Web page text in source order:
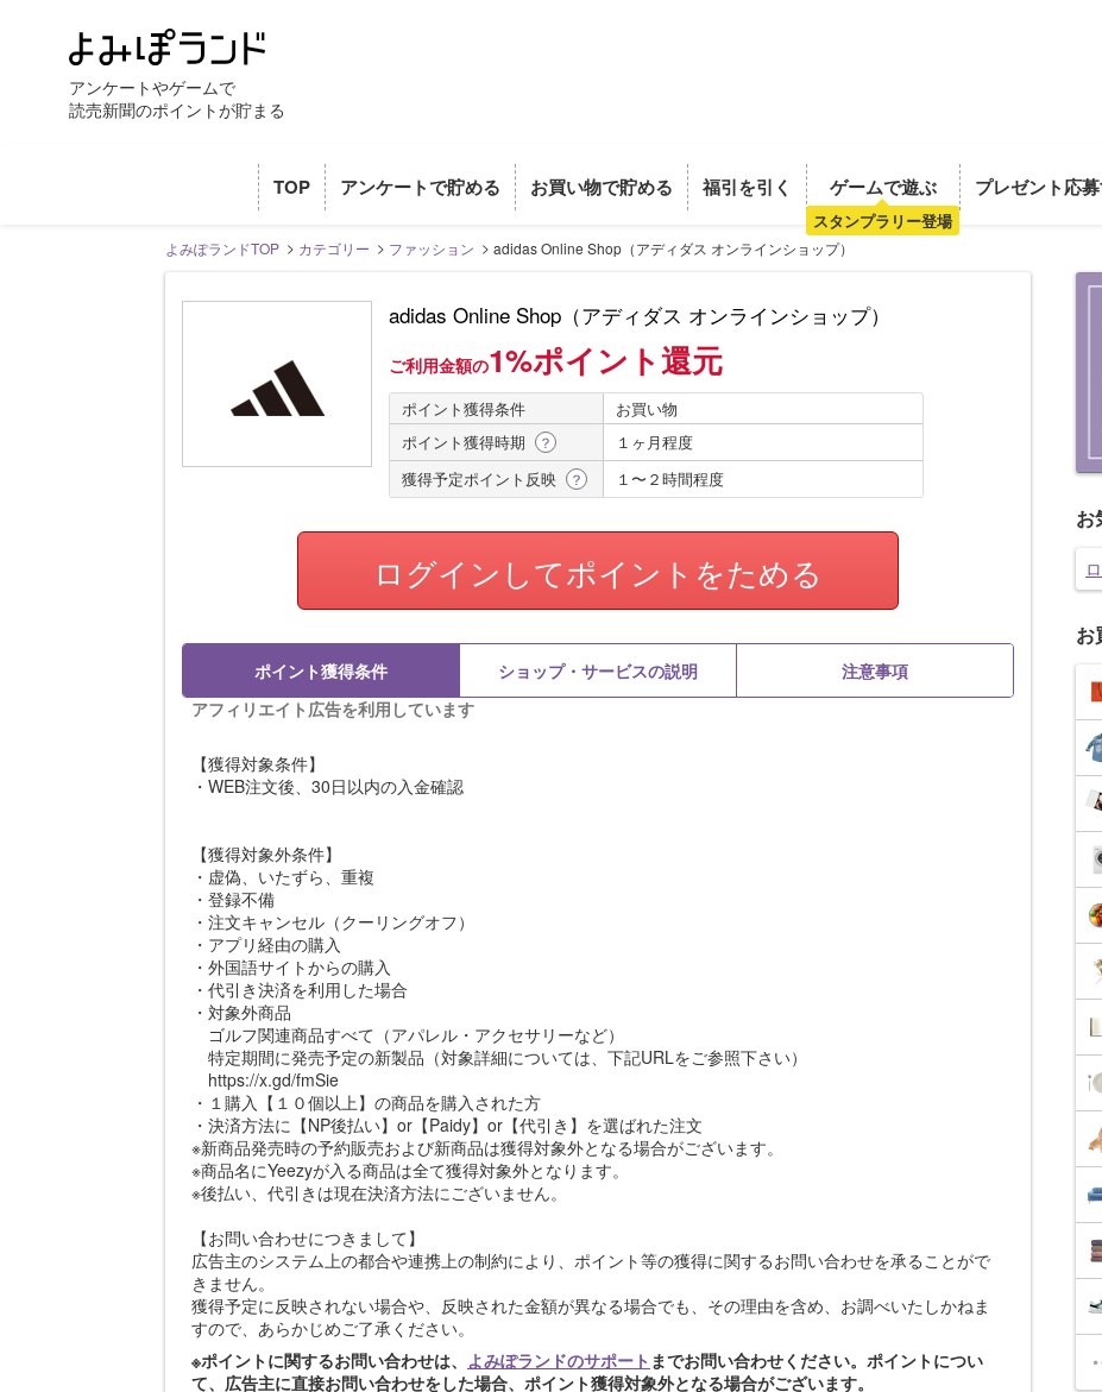
アンケートやゲームで
読売新聞のポイントが貯まる
TOP アンケートで貯める お買い物で貯める 福引を引く ゲームで遊ぶ
スタンプラリー登場
プレゼント応
よみぽランドTOP カテゴリー ファッション adidas Online Shop（アディダス オンラインショップ）
adidas Online Shop（アディダス オンラインショップ）
ご利用金額の1%ポイント還元
ポイント獲得条件
お買い物
ポイント獲得時期
？
１ヶ月程度
獲得予定ポイント反映
？ １〜２時間程度
ログインしてポイントをためる
ポイント獲得条件 ショップ・サービスの説明
注意事項
アフィリエイト広告を利用しています
【獲得対象条件】
・WEB注文後、30日以内の入金確認
【獲得対象外条件】
・虚偽、いたずら、重複
・登録不備
・注文キャンセル（クーリングオフ）
・アプリ経由の購入
・外国語サイトからの購入
・代引き決済を利用した場合
・対象外商品
ゴルフ関連商品すべて（アパレル・アクセサリーなど）
特定期間に発売予定の新製品（対象詳細については、下記URLをご参照下さい）
https://x.gd/fmSie
・１購入【１０個以上】の商品を購入された方
・決済方法に【NP後払い】or【Paidy】or【代引き】を選ばれた注文
※新商品発売時の予約販売および新商品は獲得対象外となる場合がございます。
※商品名にYeezyが入る商品は全て獲得対象外となります。
※後払い、代引きは現在決済方法にございません。
【お問い合わせにつきまして】
広告主のシステム上の都合や連携上の制約により、ポイント等の獲得に関するお問い合わせを承ることがで
きません。
獲得予定に反映されない場合や、反映された金額が異なる場合でも、その理由を含め、お調べいたしかねま
すので、あらかじめご了承ください。
※ポイントに関するお問い合わせは、 よみぽランドのサポート までお問い合わせください。ポイントについ
て、広告主に直接お問い合わせをした場合、ポイント獲得対象外となる場合がございます。
お
お